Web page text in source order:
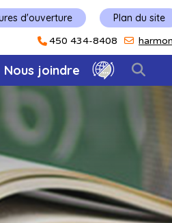
Plan du site
d'ouverture
450 434-8408
Nous joindre